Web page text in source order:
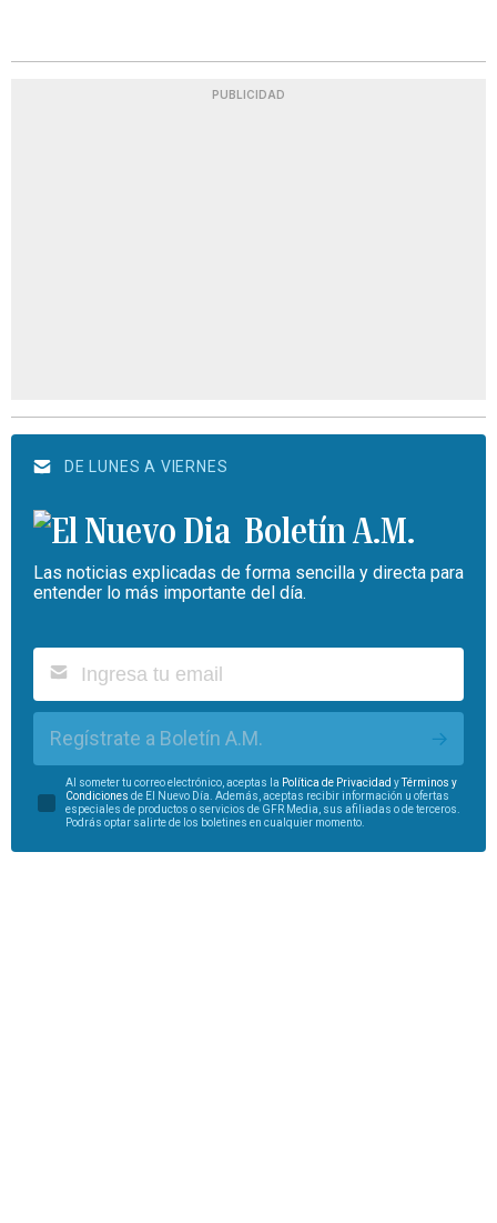
PUBLICIDAD
DE LUNES A VIERNES
Boletín A.M.
Las noticias explicadas de forma sencilla y directa para
entender lo más importante del día.
Regístrate a Boletín A.M.
Al someter tu correo electrónico, aceptas la Política de Privacidad yTérminos y
Condiciones de El Nuevo Día. Además, aceptas recibir información u ofertas
especiales de productos o servicios de GFR Media, sus afiliadas o de terceros.
Podrás optar salirte de los boletines en cualquier momento.